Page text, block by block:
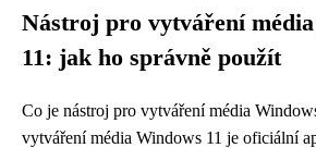
Nástroj pro vytváření
11: jak ho správně použít
Co je nástroj pro vytváření média
vytváření média Windows 11 je oficiální